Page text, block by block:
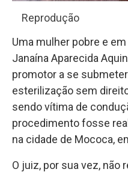
Reprodução
Uma mulher pobre e
Janaína Aparecida
promotor a se
esterilização sem
sendo vítima de
procedimento fosse
na cidade de Mococa,
O juiz, por sua vez, não